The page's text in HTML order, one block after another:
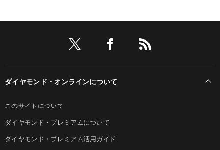
ダイヤモンド・オンラインについて
このサイトについて
ダイヤモンド・プレミアムについて
ダイヤモンド・プレミアム活用ガイド